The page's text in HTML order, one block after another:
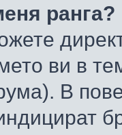
ранга?
ви в
В